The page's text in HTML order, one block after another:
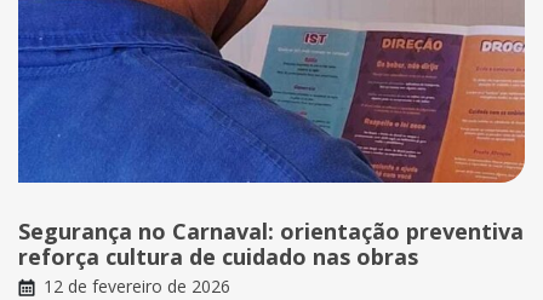
Segurança no Carnaval: orientação preventiva
reforça cultura de cuidado nas obras
12 de fevereiro de 2026